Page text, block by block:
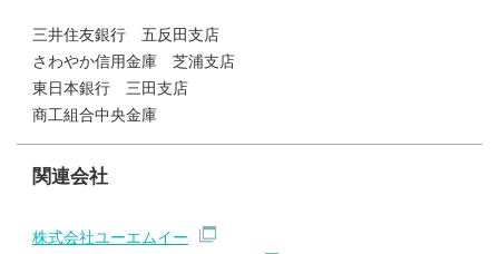
三井住友銀行 五反田支店
さわやか信用金庫 芝浦支店
東日本銀行 三田支店
商工組合中央金庫
関連会社
株式会社ユーエムイー